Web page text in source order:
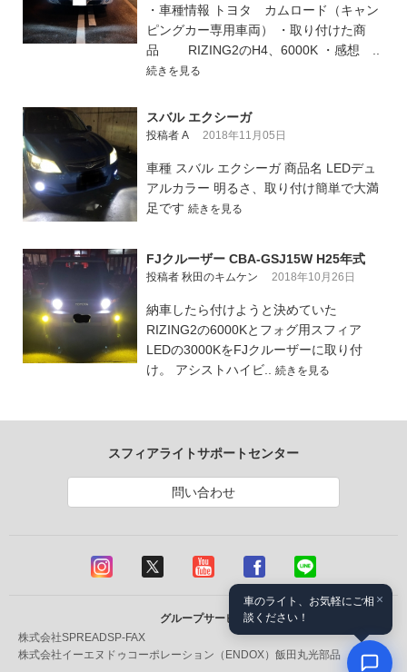
・車種情報 トヨタ カムロード（キャン
ピングカー専用車両） ・取り付けた商
品 RIZING2のH4、6000K ・感想 ..
続きを見る
スバル エクシーガ
投稿者 A 2018年11月05日
車種 スバル エクシーガ 商品名 LEDデュ
アルカラー 明るさ、取り付け簡単で大満
足です 続きを見る
FJクルーザー CBA-GSJ15W H25年式
投稿者 秋田のキムケン 2018年10月26日
納車したら付けようと決めていた
RIZING2の6000Kとフォグ用スフィア
LEDの3000KをFJクルーザーに取り付
け。 アシストハイビ.. 続きを見る
スフィアライトサポートセンター
問い合わせ
グループサービス
株式会社SPREADSP-FAX
株式会社イーエヌドゥコーポレーション（ENDOX） 飯田丸光部品
×
車のライト、お気軽にご相
談ください！